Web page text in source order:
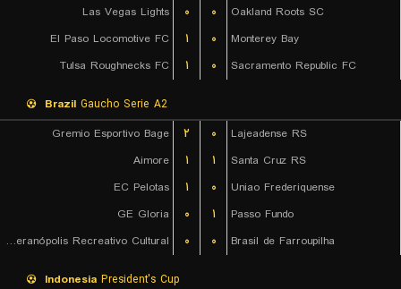
Las Vegas Lights
۰ ۰
Oakland Roots SC
El Paso Locomotive FC
۱ ۰
Monterey Bay
Tulsa Roughnecks FC
۱ ۰ Sacramento Republic FC
Brazil Gaucho Serie A2
Gremio Esportivo Bage
۲ ۰
Lajeadense RS
Aimore
۱ ۱
Santa Cruz RS
EC Pelotas
۱ ۰
Uniao Frederiquense
GE Gloria
۰ ۱
Passo Fundo
EC Veranópolis Recreativo Cultural
۰ ۰ Brasil de Farroupilha
Indonesia President's Cup